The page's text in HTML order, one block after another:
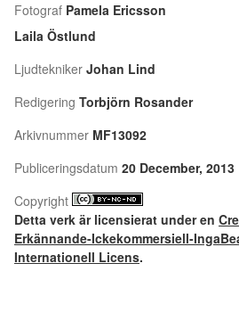
Fotograf Pamela Ericsson
Laila Östlund
Ljudtekniker Johan Lind
Redigering Torbjörn Rosander
Arkivnummer MF13092
Publiceringsdatum 20 December, 2013
Copyright
Detta verk är licensierat under en
Erkännande-Ickekommersiell-
Internationell Licens.